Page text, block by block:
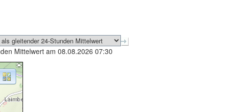
Mittelwert am 08.08.2026 07:30